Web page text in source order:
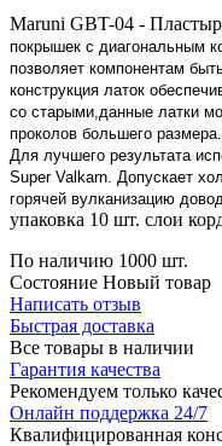
Maruni GBT-04 -
покрышек с диагональным
позволяет компонентам
конструкция латок
со старыми,данные латки
проколов большего
Для лучшего результата
Super Valkarn. Допускает
горячей вулканизацию
упаковка 10 шт. слои
По наличию 1000 шт.
Состояние Новый товар
Написать отзыв
Быстрая доставка
Все товары в наличии
Гарантия качества
Рекомендуем только
Онлайн поддержка 24/7
Квалифицированная